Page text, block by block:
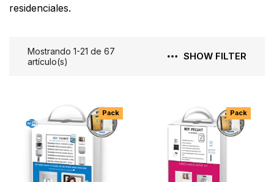
residenciales.
SHOW FILTER
Mostrando 1-21 de 67
artículo(s)
Pack Pack